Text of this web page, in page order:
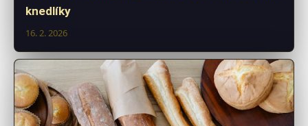
knedlíky
16. 2. 2026